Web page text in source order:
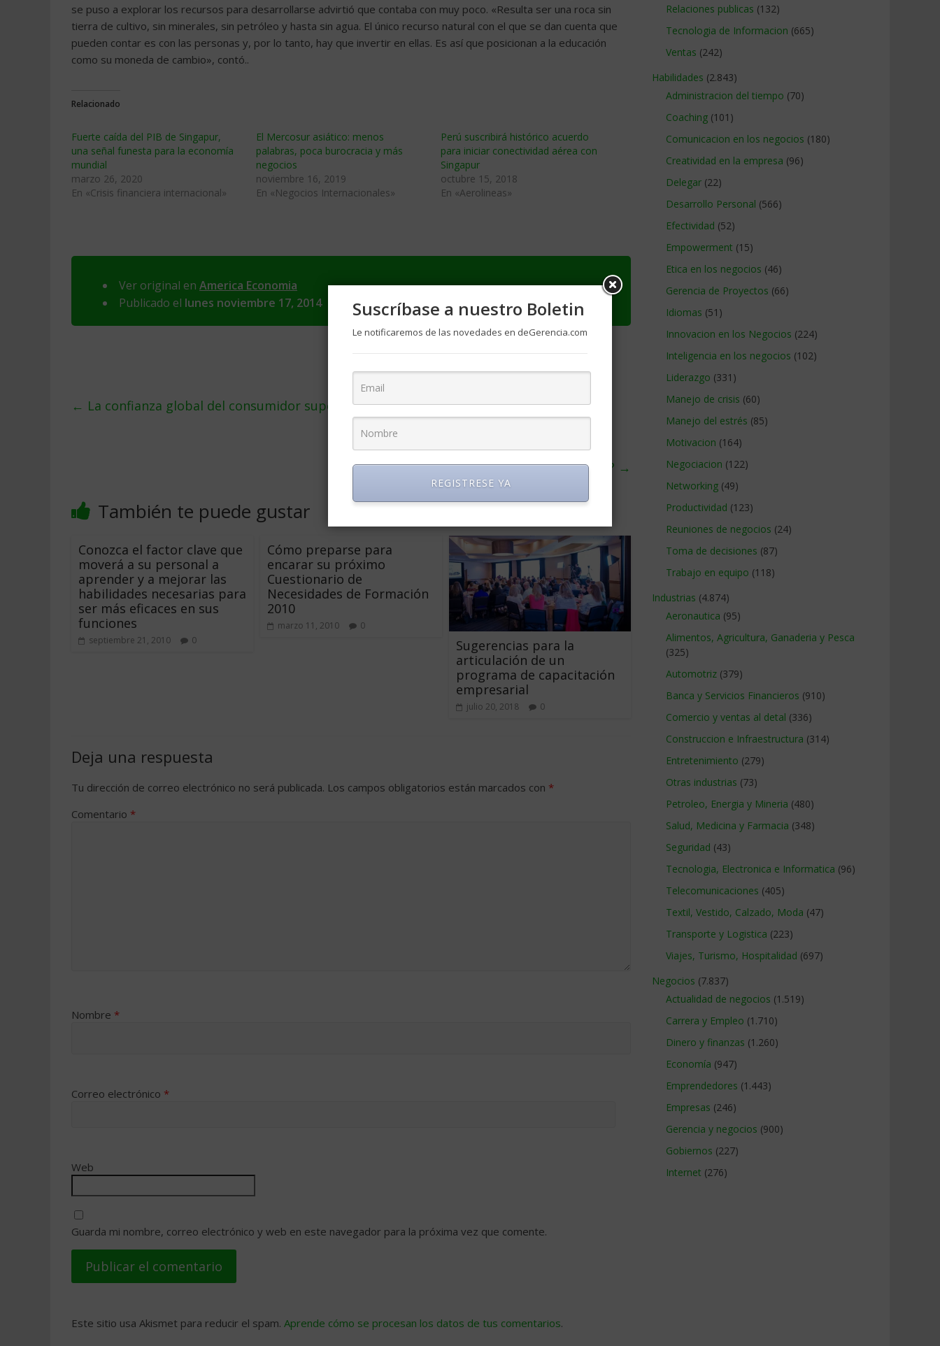
se puso a explorar los recursos para desarrollarse advirtió que contaba con muy poco. «Resulta ser una roca sin
tierra de cultivo, sin minerales, sin petróleo y hasta sin agua. El único recurso natural con el que se dan cuenta que
pueden contar es con las personas y, por lo tanto, hay que invertir en ellas. Es así que posicionan a la educación
como su moneda de cambio», contó..
Relacionado
Fuerte caída del PIB de Singapur,
una señal funesta para la economía
mundial
marzo 26, 2020
En «Crisis financiera internacional»
El Mercosur asiático: menos
palabras, poca burocracia y más
negocios
noviembre 16, 2019
En «Negocios Internacionales»
Perú suscribirá histórico acuerdo
para iniciar conectividad aérea con
Singapur
octubre 15, 2018
En «Aerolineas»
Ver original en America Economia
Publicado el lunes noviembre 17, 2014
← La confianza global del consumidor supera los niveles previos a la recesión
¿Cuánto cobra un cajero de supermercado? →
También te puede gustar
Conozca el factor clave que
moverá a su personal a
aprender y a mejorar las
habilidades necesarias para
ser más eficaces en sus
funciones
septiembre 21, 2010 0
Cómo preparse para
encarar su próximo
Cuestionario de
Necesidades de Formación
2010
marzo 11, 2010 0
Sugerencias para la
articulación de un
programa de capacitación
empresarial
julio 20, 2018 0
Deja una respuesta
Tu dirección de correo electrónico no será publicada. Los campos obligatorios están marcados con *
Comentario *
Nombre *
Correo electrónico *
Web
Guarda mi nombre, correo electrónico y web en este navegador para la próxima vez que comente.
Este sitio usa Akismet para reducir el spam. Aprende cómo se procesan los datos de tus comentarios.
Relaciones publicas (132)
Tecnologia de Informacion (665)
Ventas (242)
Habilidades (2.843)
Administracion del tiempo (70)
Coaching (101)
Comunicacion en los negocios (180)
Creatividad en la empresa (96)
Delegar (22)
Desarrollo Personal (566)
Efectividad (52)
Empowerment (15)
Etica en los negocios (46)
Gerencia de Proyectos (66)
Idiomas (51)
Innovacion en los Negocios (224)
Inteligencia en los negocios (102)
Liderazgo (331)
Manejo de crisis (60)
Manejo del estrés (85)
Motivacion (164)
Negociacion (122)
Networking (49)
Productividad (123)
Reuniones de negocios (24)
Toma de decisiones (87)
Trabajo en equipo (118)
Industrias (4.874)
Aeronautica (95)
Alimentos, Agricultura, Ganaderia y Pesca
(325)
Automotriz (379)
Banca y Servicios Financieros (910)
Comercio y ventas al detal (336)
Construccion e Infraestructura (314)
Entretenimiento (279)
Otras industrias (73)
Petroleo, Energia y Mineria (480)
Salud, Medicina y Farmacia (348)
Seguridad (43)
Tecnologia, Electronica e Informatica (96)
Telecomunicaciones (405)
Textil, Vestido, Calzado, Moda (47)
Transporte y Logistica (223)
Viajes, Turismo, Hospitalidad (697)
Negocios (7.837)
Actualidad de negocios (1.519)
Carrera y Empleo (1.710)
Dinero y finanzas (1.260)
Economía (947)
Emprendedores (1.443)
Empresas (246)
Gerencia y negocios (900)
Gobiernos (227)
Internet (276)
Suscríbase a nuestro Boletin
Le notificaremos de las novedades en deGerencia.com
REGISTRESE YA